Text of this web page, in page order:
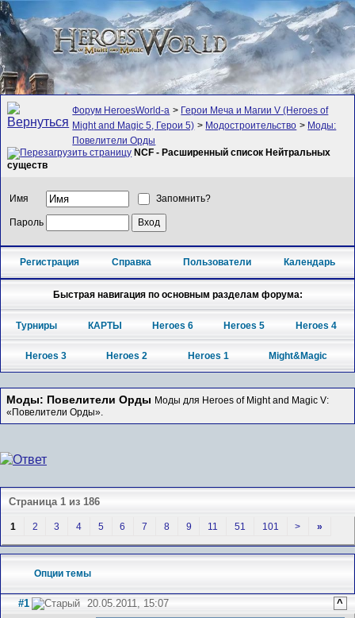
Форум HeroesWorld-а > Герои Меча и Магии V (Heroes of
Might and Magic 5, Герои 5) > Модостроительство > Моды:
Повелители Орды
NCF - Расширенный список Нейтральных
существ
Имя Запомнить?
Пароль
Регистрация Справка Пользователи Календарь
Быстрая навигация по основным разделам форума:
Турниры КАРТЫ Heroes 6 Heroes 5 Heroes 4
Heroes 3 Heroes 2 Heroes 1 Might&Magic
Моды: Повелители Орды Моды для Heroes of Might and Magic V:
«Повелители Орды».
Страница 1 из 186
1 2 3 4 5 6 7 8 9 11 51 101 > »
Опции темы
#1 20.05.2011, 15:07 ^